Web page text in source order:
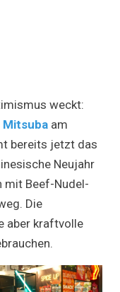
weckt:
Mitsuba am
bereits jetzt das
Neujahr
mit Beef-Nudel-
Die
aber kraftvolle